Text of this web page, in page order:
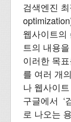
검색엔진
웹사이트의
트의 내용
이러한 목
를 여러 개
나 웹사이
구글에서 ‘
로 나오는